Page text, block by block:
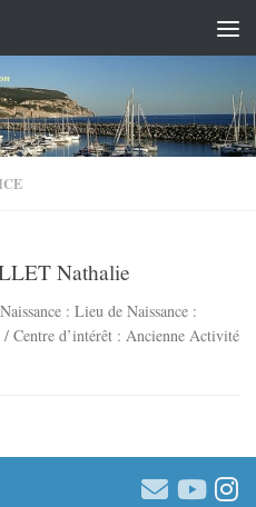
Nathalie
: Lieu de Naissance :
d’intérêt : Ancienne Activité